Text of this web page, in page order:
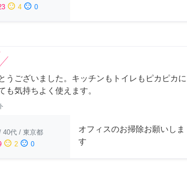
sentiment_neutral 4 sentiment_dissatisfied 0
うございました。キッチンもトイレもピカピカに
も気持ちよく使えます。
40代 / 東京都
sentiment_neutral 2 sentiment_dissatisfied 0
オフィスのお掃除お願いしま
す